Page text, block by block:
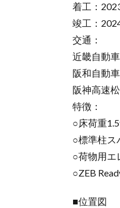
着工：
竣工：
交通：
近畿自動
阪和自動
阪神高速
特徴：
○床荷重
○標準柱ス
○荷物用エ
○ZEB
■位置図